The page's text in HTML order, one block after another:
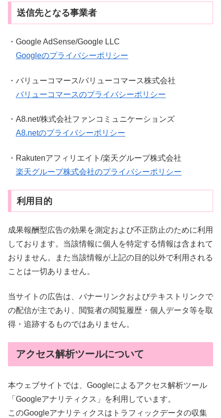
送信先となる事業者
・Google AdSense/Google LLC
Googleのプライバシーポリシー
・バリューコマース/バリューコマース株式会社
バリューコマースのプライバシーポリシー
・A8.net/株式会社ファンコミュニケーションズ
A8.netのプライバシーポリシー
・Rakutenアフィリエイト/楽天グループ株式会社
楽天グループ株式会社のプライバシーポリシー
利用目的
成果報酬型広告の効果を測定および不正防止のために利用
しております。当該情報に個人を特定する情報は含まれて
おりません。また当該情報が上記の目的以外で利用される
ことは一切ありません。
当サイトの広告は、バナーリンクおよびテキストリンクで
の配信が主であり、閲覧者の閲覧履歴・個人データ等を取
得・追跡するものではありません。
アクセス解析ツールについて
本ウェブサイトでは、Googleによるアクセス解析ツール
「Googleアナリティクス」を利用しています。
このGoogleアナリティクスはトラフィックデータの収集